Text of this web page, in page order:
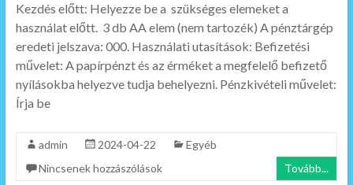
Kezdés előtt: Helyezze be a szükséges elemeket a
használat előtt. 3 db AA elem (nem tartozék) A pénztárgép
eredeti jelszava: 000. Használati utasítások: Befizetési
művelet: A papírpénzt és az érméket a megfelelő befizető
nyílásokba helyezve tudja behelyezni. Pénzkivételi művelet:
Írja be
admin 2024-04-22
Egyéb
Nincsenek hozzászólások
Tovább...